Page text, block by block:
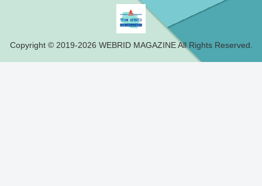
Copyright © 2019-2026 WEBRID MAGAZINE All Rights Reserved.